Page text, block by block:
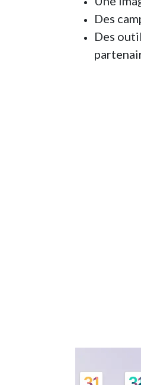
Des
Des